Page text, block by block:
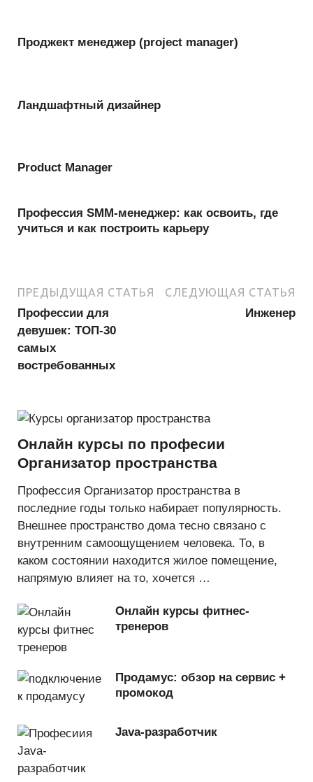
Проджект менеджер (project manager)
Ландшафтный дизайнер
Product Manager
Профессия SMM-менеджер: как освоить, где
учиться и как построить карьеру
ПРЕДЫДУЩАЯ СТАТЬЯ
Профессии для
девушек: ТОП-30
самых
востребованных
СЛЕДУЮЩАЯ СТАТЬЯ
Инженер
Онлайн курсы по професии
Организатор пространства
Профессия Организатор пространства в
последние годы только набирает популярность.
Внешнее пространство дома тесно связано с
внутренним самоощущением человека. То, в
каком состоянии находится жилое помещение,
напрямую влияет на то, хочется …
Онлайн курсы фитнес-
тренеров
Продамус: обзор на сервис +
промокод
Java-разработчик